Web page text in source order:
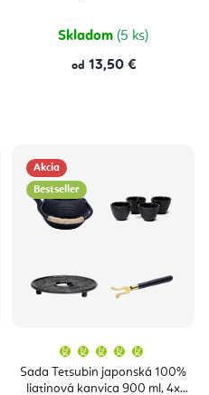
Skladom (5 ks)
od 13,50 €
Akcia
Bestseller
Sada Tetsubin japonská 100%
liatinová kanvica 900 ml, 4x
produktu
je
5,0